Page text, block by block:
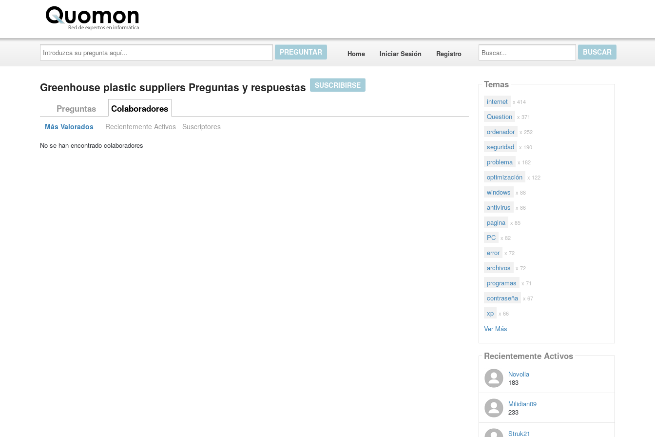
Introduzca
su
pregunta
aquí...
Home Iniciar Sesión Registro
Buscar...
Greenhouse plastic suppliers Preguntas y respuestas SUSCRIBIRSE
Preguntas Colaboradores
Más Valorados Recientemente Activos Suscriptores
No se han encontrado colaboradores
Temas
internet x 414
Question x 371
ordenador x 252
seguridad x 190
problema x 182
optimización x 122
windows x 88
antivirus x 86
pagina x 85
PC x 82
error x 72
archivos x 72
programas x 71
contraseña x 67
xp x 66
Ver Más
Recientemente Activos
Novolla
183
Milidian09
233
Struk21